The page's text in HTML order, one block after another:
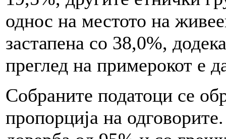
однос на местото на
застапена со 38,0%,
преглед на примерокот е
Собраните податоци се
пропорција на